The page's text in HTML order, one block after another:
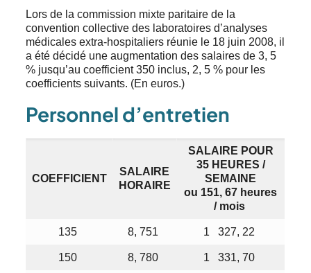
Lors de la commission mixte paritaire de la
convention collective des laboratoires d’analyses
médicales extra-hospitaliers réunie le 18 juin 2008, il
a été décidé une augmentation des salaires de 3, 5
% jusqu’au coefficient 350 inclus, 2, 5 % pour les
coefficients suivants. (En euros.)
Personnel d’entretien
COEFFICIENT
SALAIRE
HORAIRE
SALAIRE POUR
35 HEURES /
SEMAINE
ou 151, 67 heures
/ mois
135 8, 751 1 327, 22
150 8, 780 1 331, 70